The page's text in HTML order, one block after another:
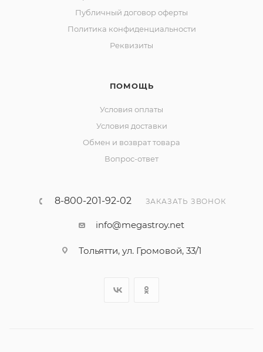
Публичный договор оферты
Политика конфиденциальности
Реквизиты
ПОМОЩЬ
Условия оплаты
Условия доставки
Обмен и возврат товара
Вопрос-ответ
8-800-201-92-02 ЗАКАЗАТЬ ЗВОНОК
info@megastroy.net
Тольятти, ул. Громовой, 33/1